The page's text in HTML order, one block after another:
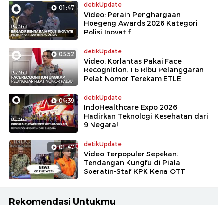
01:47 detikUpdate
Video: Peraih Penghargaan
Hoegeng Awards 2026 Kategori
Polisi Inovatif
03:52 detikUpdate
Video: Korlantas Pakai Face
Recognition, 16 Ribu Pelanggaran
Pelat Nomor Terekam ETLE
04:39 detikUpdate
IndoHealthcare Expo 2026
Hadirkan Teknologi Kesehatan dari
9 Negara!
01:47 detikUpdate
Video Terpopuler Sepekan:
Tendangan Kungfu di Piala
Soeratin-Staf KPK Kena OTT
Rekomendasi Untukmu